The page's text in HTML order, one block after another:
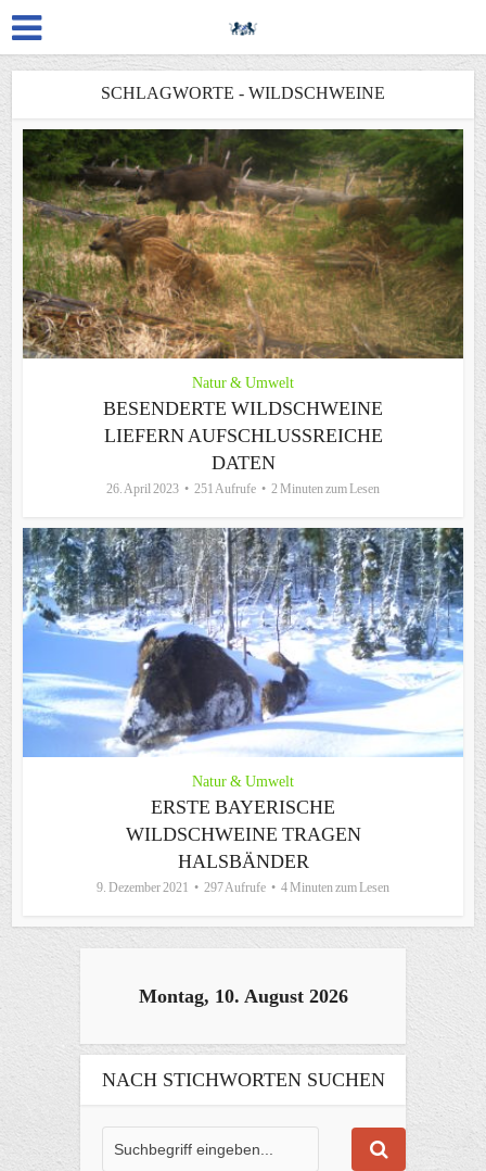
SCHLAGWORTE - WILDSCHWEINE
Natur & Umwelt
BESENDERTE WILDSCHWEINE
LIEFERN AUFSCHLUSSREICHE
DATEN
26. April 2023 251 Aufrufe 2 Minuten zum Lesen
Natur & Umwelt
ERSTE BAYERISCHE
WILDSCHWEINE TRAGEN
HALSBÄNDER
9. Dezember 2021 297 Aufrufe 4 Minuten zum Lesen
Montag, 10. August 2026
NACH STICHWORTEN SUCHEN